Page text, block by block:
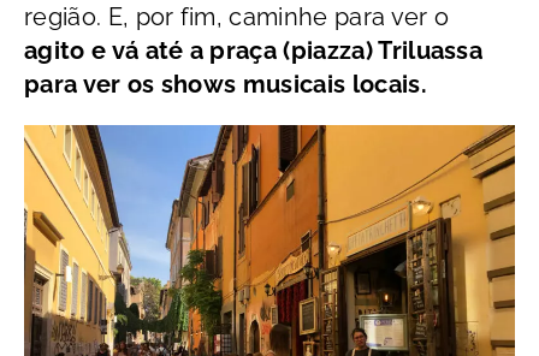
região. E, por fim, caminhe para ver o
agito e vá até a praça (piazza) Triluassa
para ver os shows musicais locais.